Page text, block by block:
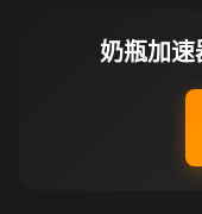
奶瓶加速